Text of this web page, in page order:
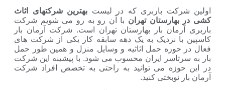
باربری که در لیستبهترین شرکتهای اثاث
تهرانبا آن رو به رو می شویم شرکت
بار بهارستان تهران است. شرکت آرمان بار
نزدیک به یک دهه سابقه کار یکی از شرکت های
حمل اثاثیه و وسایل منزل و همین طور حمل
ایران محسوب می شود. با پیشینه این شرکت
می توانید به راحتی به تخصص افراد شرکت
نوبختی کنید.